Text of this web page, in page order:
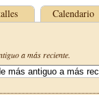
Calendario
a más reciente.